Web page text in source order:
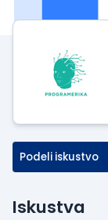
Podeli iskustvo
Iskustva